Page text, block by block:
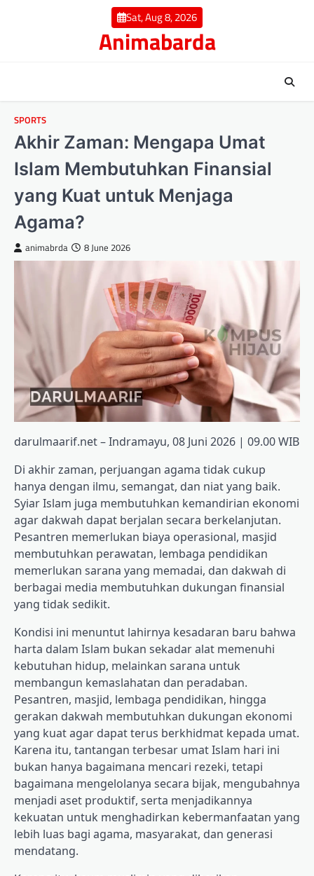
Sat, Aug 8, 2026
Animabarda
SPORTS
Akhir Zaman: Mengapa Umat
Islam Membutuhkan Finansial
yang Kuat untuk Menjaga
Agama?
animabrda 8 June 2026
darulmaarif.net – Indramayu, 08 Juni 2026 | 09.00 WIB
Di akhir zaman, perjuangan agama tidak cukup
hanya dengan ilmu, semangat, dan niat yang baik.
Syiar Islam juga membutuhkan kemandirian ekonomi
agar dakwah dapat berjalan secara berkelanjutan.
Pesantren memerlukan biaya operasional, masjid
membutuhkan perawatan, lembaga pendidikan
memerlukan sarana yang memadai, dan dakwah di
berbagai media membutuhkan dukungan finansial
yang tidak sedikit.
Kondisi ini menuntut lahirnya kesadaran baru bahwa
harta dalam Islam bukan sekadar alat memenuhi
kebutuhan hidup, melainkan sarana untuk
membangun kemaslahatan dan peradaban.
Pesantren, masjid, lembaga pendidikan, hingga
gerakan dakwah membutuhkan dukungan ekonomi
yang kuat agar dapat terus berkhidmat kepada umat.
Karena itu, tantangan terbesar umat Islam hari ini
bukan hanya bagaimana mencari rezeki, tetapi
bagaimana mengelolanya secara bijak, mengubahnya
menjadi aset produktif, serta menjadikannya
kekuatan untuk menghadirkan kebermanfaatan yang
lebih luas bagi agama, masyarakat, dan generasi
mendatang.